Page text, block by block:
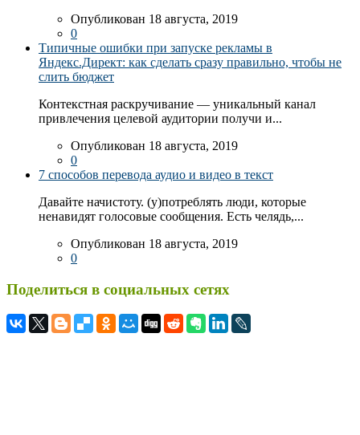
Опубликован 18 августа, 2019
0
Типичные ошибки при запуске рекламы в
Яндекс.Директ: как сделать сразу правильно, чтобы не
слить бюджет
Контекстная раскручивание — уникальный канал
привлечения целевой аудитории получи и...
Опубликован 18 августа, 2019
0
7 способов перевода аудио и видео в текст
Давайте начистоту. (у)потреблять люди, которые
ненавидят голосовые сообщения. Есть челядь,...
Опубликован 18 августа, 2019
0
Поделиться в социальных сетях